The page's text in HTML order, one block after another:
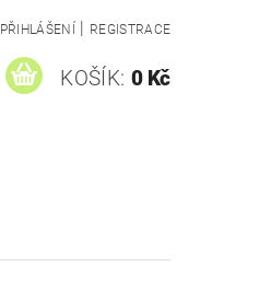
PŘIHLÁŠENÍ | REGISTRACE
KOŠÍK: 0 Kč